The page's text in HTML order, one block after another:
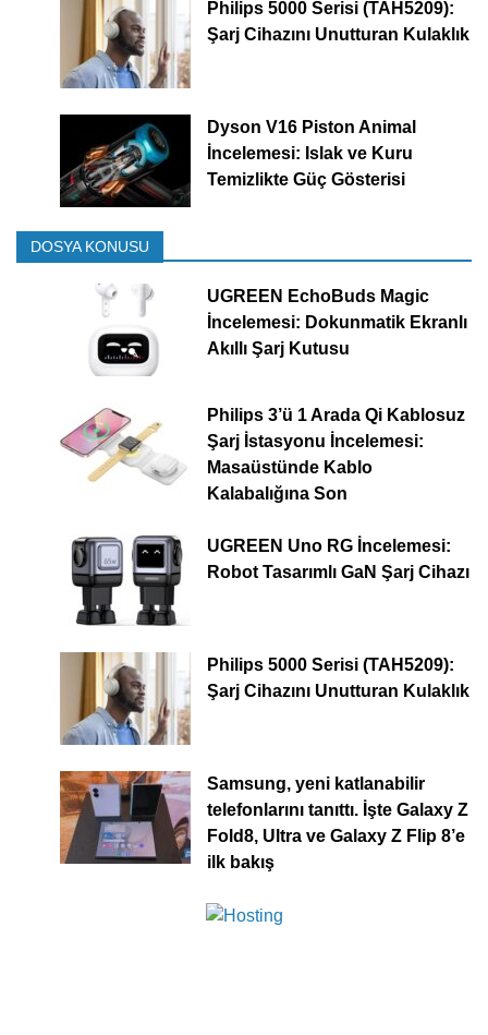
Philips 5000 Serisi (TAH5209):
Şarj Cihazını Unutturan Kulaklık
Dyson V16 Piston Animal
İncelemesi: Islak ve Kuru
Temizlikte Güç Gösterisi
DOSYA KONUSU
UGREEN EchoBuds Magic
İncelemesi: Dokunmatik Ekranlı
Akıllı Şarj Kutusu
Philips 3’ü 1 Arada Qi Kablosuz
Şarj İstasyonu İncelemesi:
Masaüstünde Kablo
Kalabalığına Son
UGREEN Uno RG İncelemesi:
Robot Tasarımlı GaN Şarj Cihazı
Philips 5000 Serisi (TAH5209):
Şarj Cihazını Unutturan Kulaklık
Samsung, yeni katlanabilir
telefonlarını tanıttı. İşte Galaxy Z
Fold8, Ultra ve Galaxy Z Flip 8’e
ilk bakış